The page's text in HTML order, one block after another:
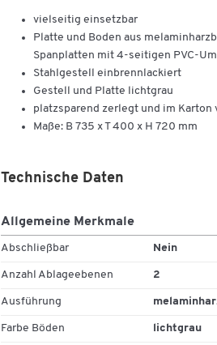
vielseitig einsetzbar
Platte und Boden aus
Spanplatten mit 4-seitigen PVC-
Stahlgestell einbrennlackiert
Gestell und Platte lichtgrau
platzsparend zerlegt und im Karton
Maße: B 735 x T 400 x H 720 mm
Technische Daten
Allgemeine Merkmale
Abschließbar Nein
Anzahl Ablageebenen 2
Ausführung
Farbe Böden lichtgrau